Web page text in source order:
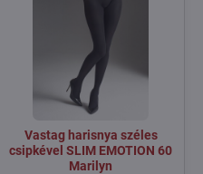
Vastag harisnya széles
csipkével SLIM EMOTION 60
Marilyn